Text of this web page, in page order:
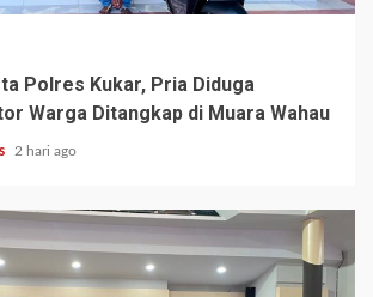
Polres Kukar, Pria Diduga
Warga Ditangkap di Muara Wahau
2 hari ago